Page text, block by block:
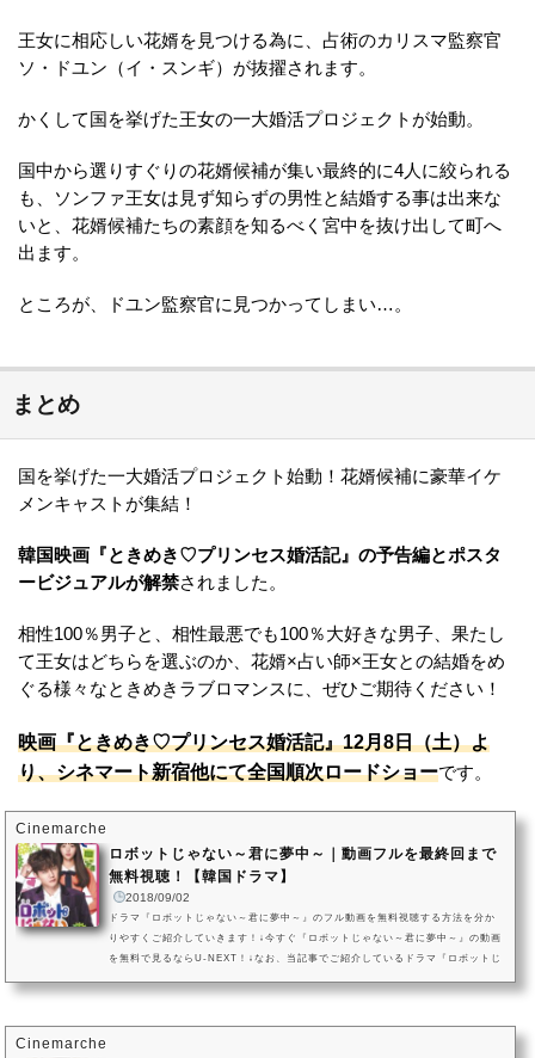
王女に相応しい花婿を見つける為に、占術のカリスマ監察官
ソ・ドユン（イ・スンギ）が抜擢されます。
かくして国を挙げた王女の一大婚活プロジェクトが始動。
国中から選りすぐりの花婿候補が集い最終的に4人に絞られる
も、ソンファ王女は見ず知らずの男性と結婚する事は出来な
いと、花婿候補たちの素顔を知るべく宮中を抜け出して町へ
出ます。
ところが、ドユン監察官に見つかってしまい…。
まとめ
国を挙げた一大婚活プロジェクト始動！花婿候補に豪華イケ
メンキャストが集結！
韓国映画『ときめき♡プリンセス婚活記』の予告編とポスタ
ービジュアルが解禁されました。
相性100％男子と、相性最悪でも100％大好きな男子、果たし
て王女はどちらを選ぶのか、花婿×占い師×王女との結婚をめ
ぐる様々なときめきラブロマンスに、ぜひご期待ください！
映画『ときめき♡プリンセス婚活記』12月8日（土）よ
り、シネマート新宿他にて全国順次ロードショーです。
Cinemarche
ロボットじゃない～君に夢中～｜動画フルを最終回まで
無料視聴！【韓国ドラマ】
2018/09/02
ドラマ『ロボットじゃない～君に夢中～』のフル動画を無料視聴する方法を分か
りやすくご紹介していきます！↓今すぐ『ロボットじゃない～君に夢中～』の動画
を無料で見るならU-NEXT！↓なお、当記事でご紹介しているドラマ『ロボットじ
Cinemarche